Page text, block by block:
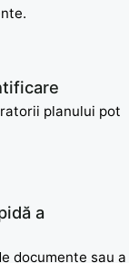
planului pot
a
documente sau a